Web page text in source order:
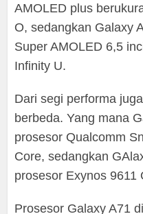
AMOLED plus
O, sedangkan Galaxy
Super AMOLED 6,5
Infinity U.
Dari segi performa
berbeda. Yang mana
prosesor Qualcomm
Core, sedangkan
prosesor Exynos 9611
Prosesor Galaxy A71